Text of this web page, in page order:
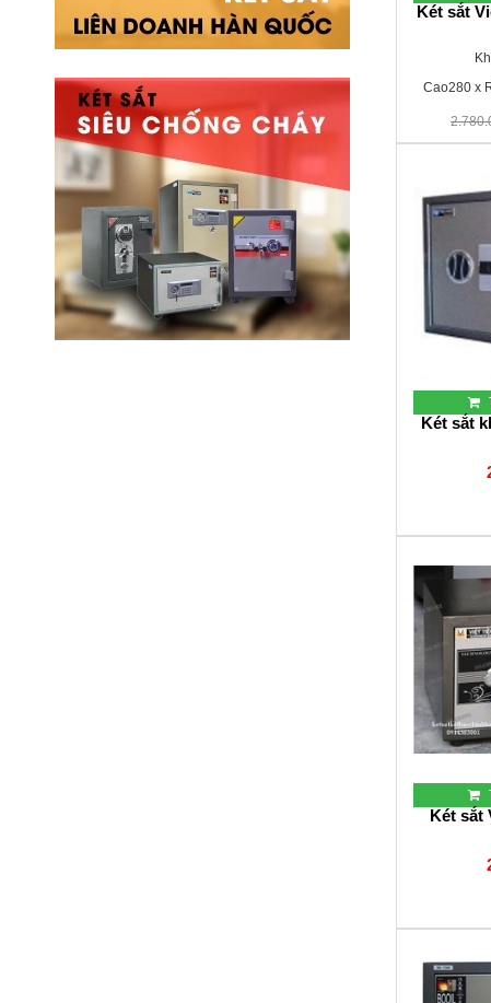
Két sắt
Cao280 x
Két sắt
Két sắt